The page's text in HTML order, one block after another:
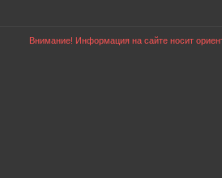
Внимание! Информация на сайте носит